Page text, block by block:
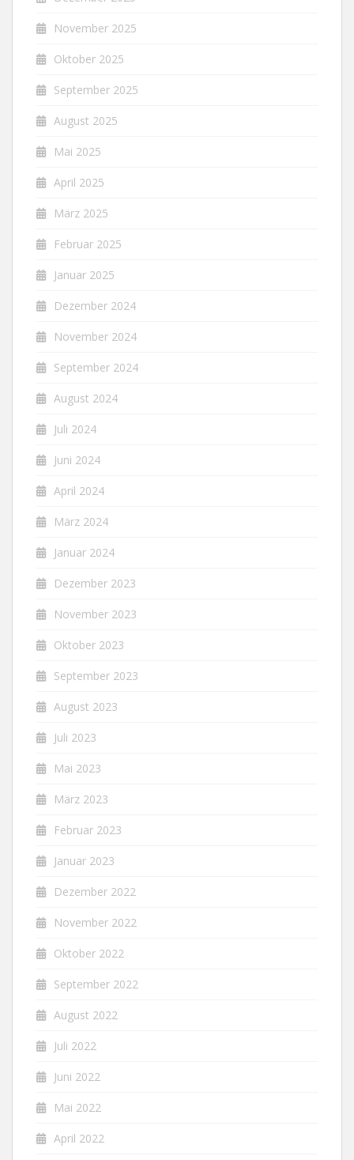
November 2025
Oktober 2025
September 2025
August 2025
Mai 2025
April 2025
März 2025
Februar 2025
Januar 2025
Dezember 2024
November 2024
September 2024
August 2024
Juli 2024
Juni 2024
April 2024
März 2024
Januar 2024
Dezember 2023
November 2023
Oktober 2023
September 2023
August 2023
Juli 2023
Mai 2023
März 2023
Februar 2023
Januar 2023
Dezember 2022
November 2022
Oktober 2022
September 2022
August 2022
Juli 2022
Juni 2022
Mai 2022
April 2022